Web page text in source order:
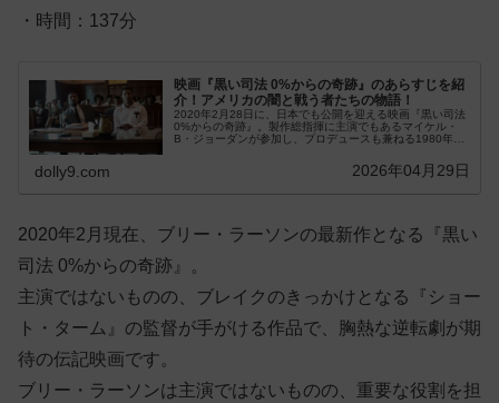
・時間：137分
映画『黒い司法 0%からの奇跡』のあらすじを紹
介！アメリカの闇と戦う者たちの物語！
2020年2月28日に、日本でも公開を迎える映画『黒い司法
0%からの奇跡』。製作総指揮に主演でもあるマイケル・
B・ジョーダンが参加し、プロデュースも兼ねる1980年代
dolly9.com 2026年04月29日
2020年2月現在、ブリー・ラーソンの最新作となる『黒い
司法 0%からの奇跡』。
主演ではないものの、ブレイクのきっかけとなる『ショー
ト・ターム』の監督が手がける作品で、胸熱な逆転劇が期
待の伝記映画です。
ブリー・ラーソンは主演ではないものの、重要な役割を担